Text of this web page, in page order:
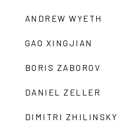
ANDREW WYETH
GAO XINGJIAN
BORIS ZABOROV
DANIEL ZELLER
DIMITRI ZHILINSKY